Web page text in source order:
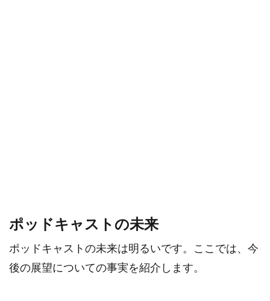
ポッドキャストの未来
ポッドキャストの未来は明るいです。ここでは、今
後の展望についての事実を紹介します。